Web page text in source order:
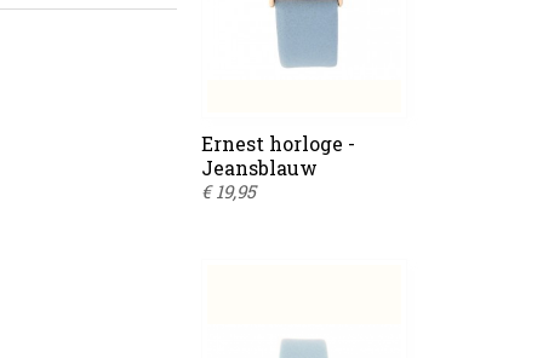
Ernest horloge -
Jeansblauw
€ 19,95